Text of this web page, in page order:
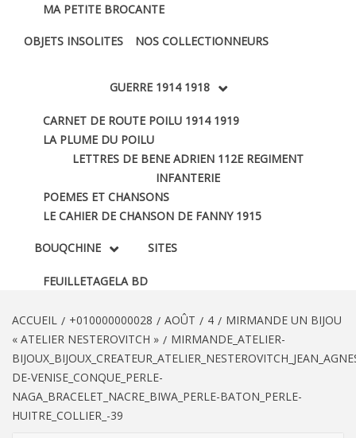
MA PETITE BROCANTE
OBJETS INSOLITES NOS COLLECTIONNEURS
GUERRE 1914 1918
CARNET DE ROUTE POILU 1914 1919
LA PLUME DU POILU
LETTRES DE BENE ADRIEN 112E REGIMENT
INFANTERIE
POEMES ET CHANSONS
LE CAHIER DE CHANSON DE FANNY 1915
BOUQCHINE
FEUILLETAGELA BD
SITES
ACCUEIL +010000000028 AOÛT 4
MIRMANDE UN BIJOU
« ATELIER NESTEROVITCH »
MIRMANDE_ATELIER-
DE-VENISE_CONQUE_PERLE-
NAGA_BRACELET_NACRE_BIWA_PERLE-BATON_PERLE-
HUITRE_COLLIER_-39